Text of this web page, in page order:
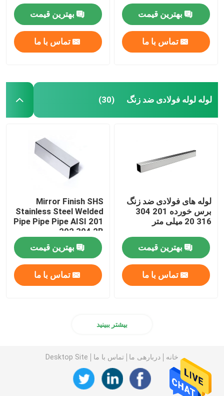
بهترین قیمت
تماس با ما
بهترین قیمت
تماس با ما
لوله لوله فولادی ضد زنگ (30)
لوله های فولادی ضد زنگ
برس خورده 201 304
316 20 میلی متر
بهترین قیمت
تماس با ما
Mirror Finish SHS
Stainless Steel Welded
Pipe Pipe Pipe AISI 201
202 304 2B
بهترین قیمت
تماس با ما
بیشتر ببینید
خانه دربارهی ما تماس با ما Desktop Site